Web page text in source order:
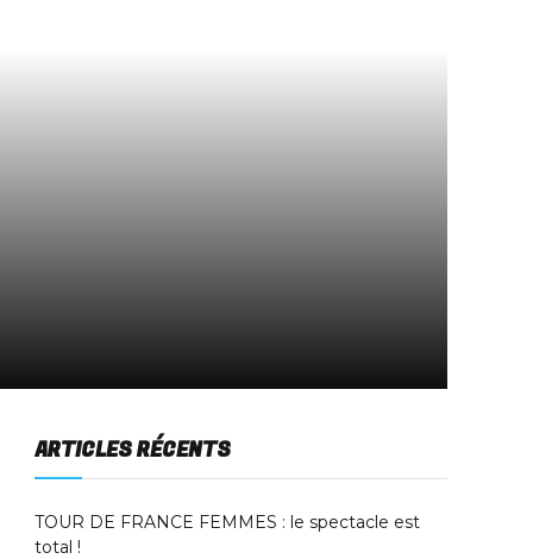
ARTICLES RÉCENTS
TOUR DE FRANCE FEMMES : le spectacle est
total !